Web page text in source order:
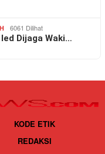
6061 Dilihat
Dijaga Waki…
KODE ETIK
REDAKSI